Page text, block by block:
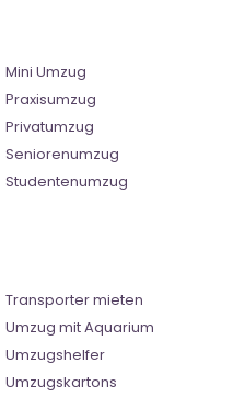
Mini Umzug
Praxisumzug
Privatumzug
Seniorenumzug
Studentenumzug
Transporter mieten
Umzug mit Aquarium
Umzugshelfer
Umzugskartons